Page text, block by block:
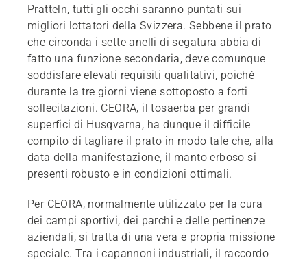
Pratteln, tutti gli occhi saranno puntati sui
migliori lottatori della Svizzera. Sebbene il prato
che circonda i sette anelli di segatura abbia di
fatto una funzione secondaria, deve comunque
soddisfare elevati requisiti qualitativi, poiché
durante la tre giorni viene sottoposto a forti
sollecitazioni. CEORA, il tosaerba per grandi
superfici di Husqvarna, ha dunque il difficile
compito di tagliare il prato in modo tale che, alla
data della manifestazione, il manto erboso si
presenti robusto e in condizioni ottimali.
Per CEORA, normalmente utilizzato per la cura
dei campi sportivi, dei parchi e delle pertinenze
aziendali, si tratta di una vera e propria missione
speciale. Tra i capannoni industriali, il raccordo